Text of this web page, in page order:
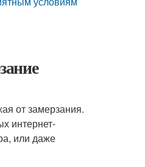
от замерзания.
интернет-
или даже